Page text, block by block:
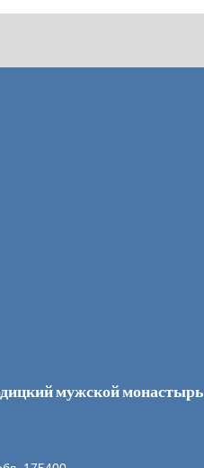
мужской монастырь